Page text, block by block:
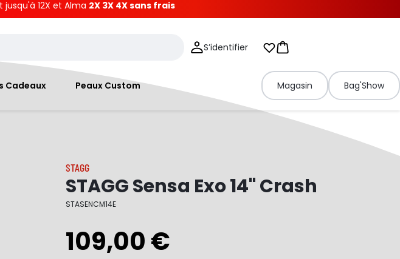
12X et Alma 2X 3X 4X sans frais
S’identifier Mes listes d'envies
Panier
Cadeaux Peaux Custom Magasin Bag'Show
STAGG
STAGG Sensa Exo 14" Crash
STASENCM14E
109,00 €